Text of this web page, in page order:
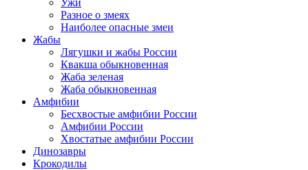
Ужи
Разное о змеях
Наиболее опасные змеи
Жабы
Лягушки и жабы России
Квакша обыкновенная
Жаба зеленая
Жаба обыкновенная
Амфибии
Бесхвостые амфибии России
Амфибии России
Хвостатые амфибии России
Динозавры
Крокодилы